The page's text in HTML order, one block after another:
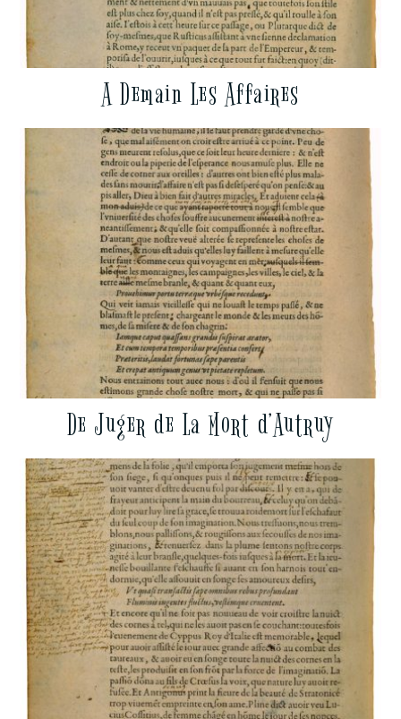
A Demain Les Affaires
De Juger de La Mort d’Autruy